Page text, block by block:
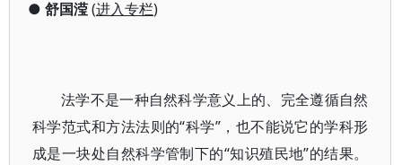
● 舒国滢(进入专栏)
法学不是一种自然科学意义上的、完全遵循自然
科学范式和方法法则的“科学”，也不能说它的学科形
成是一块处自然科学管制下的“知识殖民地”的结果。